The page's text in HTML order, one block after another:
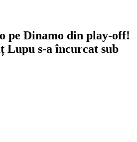
pe Dinamo din play-off!
Lupu s-a încurcat sub